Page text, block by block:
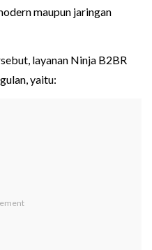
maupun jaringan
layanan Ninja B2BR
yaitu: